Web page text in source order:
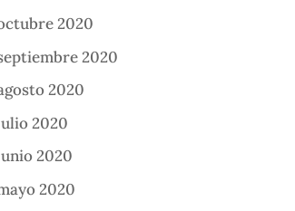
2020
2020
2020
2020
2020
2020